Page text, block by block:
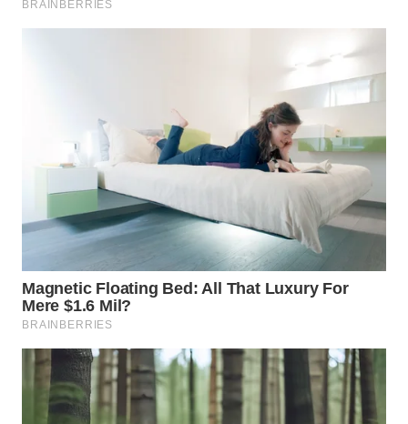
WAHANA
WAHANA
INFRASTRUKTUR
WAHANA
WAHANA
LISTRIK
WAHANA
TRAVEL